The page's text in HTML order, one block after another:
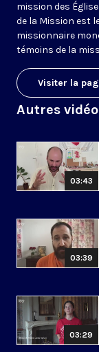
mission des
de la Mission est
missionnaire
témoins de la
Visiter la
Autres
03:43
03:39
03:29